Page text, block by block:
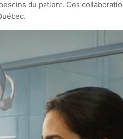
du patient. Ces